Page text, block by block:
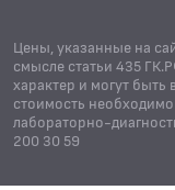
Цены, указанные на
смысле статьи 435
характер и могут
стоимость
лабораторно-
200 30 59